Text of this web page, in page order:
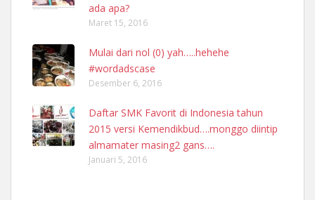
ada apa?
Maret 15, 2016
Mulai dari nol (0) yah…..hehehe
#wordadscase
Desember 6, 2016
Daftar SMK Favorit di Indonesia tahun
2015 versi Kemendikbud….monggo diintip
almamater masing2 gans….
Januari 5, 2016